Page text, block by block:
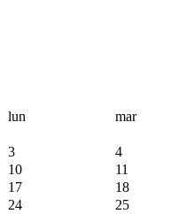
lun
mar
3 4
10
11
17
18
24
25